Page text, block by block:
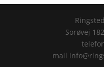
Sorøvej
mail